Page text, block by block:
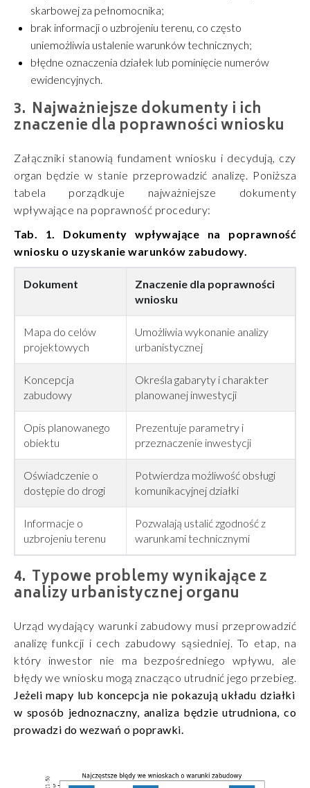
skarbowej za pełnomocnika;
brak informacji o uzbrojeniu terenu, co często
uniemożliwia ustalenie warunków technicznych;
błędne oznaczenia działek lub pominięcie numerów
ewidencyjnych.
Najważniejsze dokumenty i ich
znaczenie dla poprawności wniosku
Załączniki stanowią fundament wniosku i decydują, czy
organ będzie w stanie przeprowadzić analizę. Poniższa
tabela porządkuje najważniejsze dokumenty
wpływające na poprawność procedury:
Tab. 1. Dokumenty wpływające na poprawność
wniosku o uzyskanie warunków zabudowy.
Dokument
Znaczenie dla poprawności
wniosku
Mapa do celów
projektowych
Umożliwia wykonanie analizy
urbanistycznej
Koncepcja
zabudowy
Określa gabaryty i charakter
planowanej inwestycji
Opis planowanego
obiektu
Prezentuje parametry i
przeznaczenie inwestycji
Oświadczenie o
dostępie do drogi
Potwierdza możliwość obsługi
komunikacyjnej działki
Informacje o
uzbrojeniu terenu
Pozwalają ustalić zgodność z
warunkami technicznymi
Typowe problemy wynikające z
analizy urbanistycznej organu
Urząd wydający warunki zabudowy musi przeprowadzić
analizę funkcji i cech zabudowy sąsiedniej. To etap, na
który inwestor nie ma bezpośredniego wpływu, ale
błędy we wniosku mogą znacząco utrudnić jego przebieg.
Jeżeli mapy lub koncepcja nie pokazują układu działki
w sposób jednoznaczny, analiza będzie utrudniona, co
prowadzi do wezwań o poprawki.